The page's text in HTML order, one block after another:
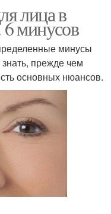
лица в
минусов
минусы
прежде чем
основных нюансов.